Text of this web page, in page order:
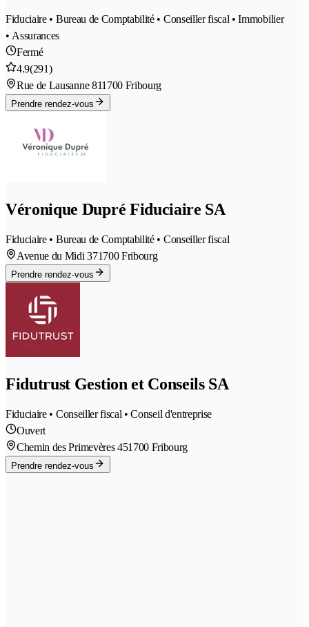
Fiduciaire • Bureau de Comptabilité • Conseiller fiscal • Immobilier
• Assurances
Fermé
4.9(291)
Rue de Lausanne 811700 Fribourg
Prendre rendez-vous
Véronique Dupré Fiduciaire SA
Fiduciaire • Bureau de Comptabilité • Conseiller fiscal
Avenue du Midi 371700 Fribourg
Prendre rendez-vous
Fidutrust Gestion et Conseils SA
Fiduciaire • Conseiller fiscal • Conseil d'entreprise
Ouvert
Chemin des Primevères 451700 Fribourg
Prendre rendez-vous